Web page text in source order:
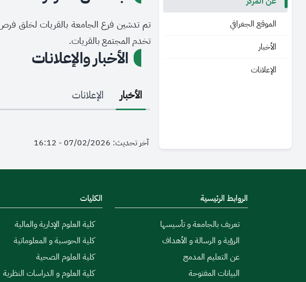
الموقع الجغرافي
الأخبار
الإعلانات
تم تدشين فرع الجامعة بالقريات لخلق فرص
تخدم المجتمع بالقريات.
الأخبار والإعلانات
الأخبار الإعلانات
آخر تحديث: 07/02/2026 - 16:12
الروابط الرئيسية
تعريف بالجامعة و تأسيسها
الرؤية و الرسالة و الأهداف
عن التعليم المدمج
البيانات المفتوحة
الكليات
كلية العلوم الإدارية والمالية
كلية الحوسبة و المعلوماتية
كلية العلوم الصحية
كلية العلوم و الدراسات النظرية